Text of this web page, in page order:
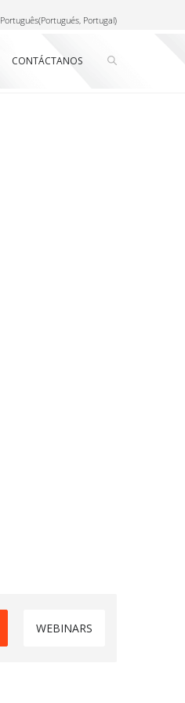
Português(Portugués, Portugal)
CONTÁCTANOS
WEBINARS